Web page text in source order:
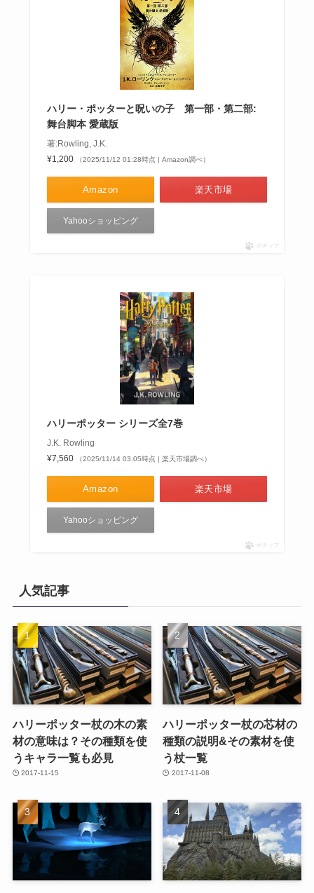
ハリー・ポッターと呪いの子 第一部・第二部:
舞台脚本 愛蔵版
著:Rowling, J.K.
¥1,200
（2025/11/12 01:28時点 | Amazon調べ）
Amazon 楽天市場
Yahooショッピング
ポチップ
ハリーポッター シリーズ全7巻
J.K. Rowling
¥7,560
（2025/11/14 03:05時点 | 楽天市場調べ）
Amazon 楽天市場
Yahooショッピング
ポチップ
人気記事
ハリーポッター杖の木の素
材の意味は？その種類を使
うキャラ一覧も必見
2017-11-15
ハリーポッター杖の芯材の
種類の説明&その素材を使
う杖一覧
2017-11-08